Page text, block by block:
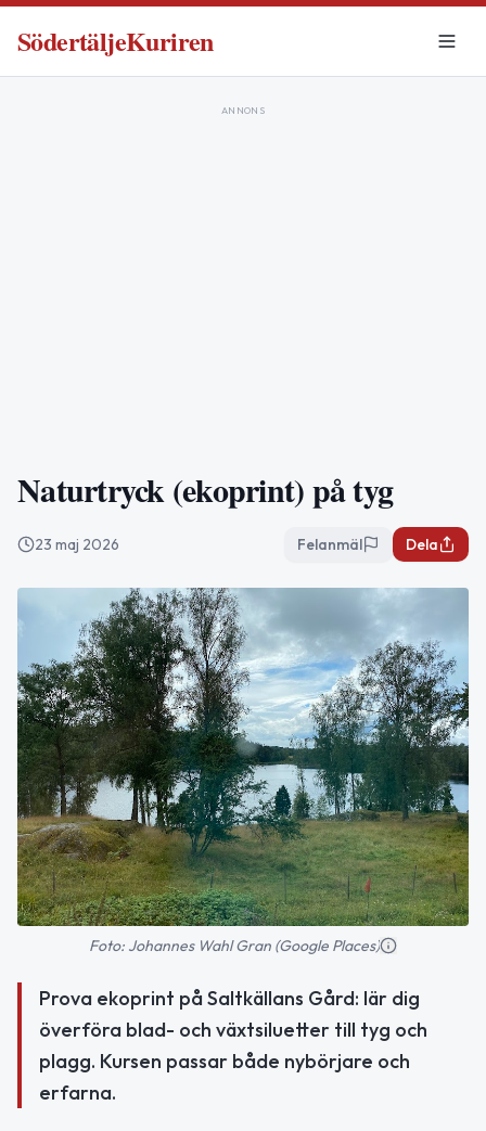
SödertäljeKuriren
ANNONS
Naturtryck (ekoprint) på tyg
23 maj 2026 Felanmäl Dela
Foto: Johannes Wahl Gran (Google Places)
Prova ekoprint på Saltkällans Gård: lär dig
överföra blad- och växtsiluetter till tyg och
plagg. Kursen passar både nybörjare och
erfarna.